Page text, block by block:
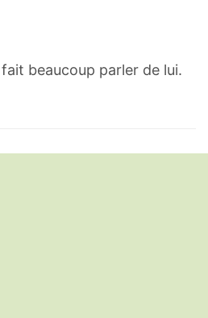
beaucoup parler de lui.